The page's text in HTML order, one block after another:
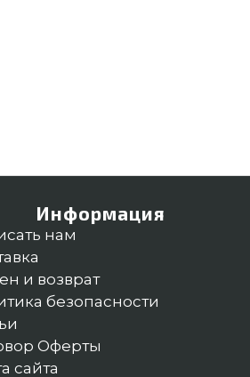
Информация
нам
и возврат
безопасности
Оферты
сайта